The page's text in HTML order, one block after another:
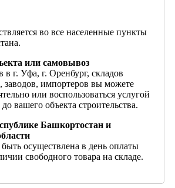
во все населенные пункты
или самовывоз
в г. Уфа, г. Оренбург, складов
заводов, импортеров вы можете
или воспользоваться услугой
вашего объекта строительства.
Башкортостан и
осуществлена в день оплаты
свободного товара на складе.